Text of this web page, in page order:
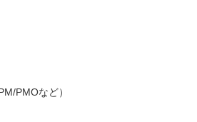
PMOなど）